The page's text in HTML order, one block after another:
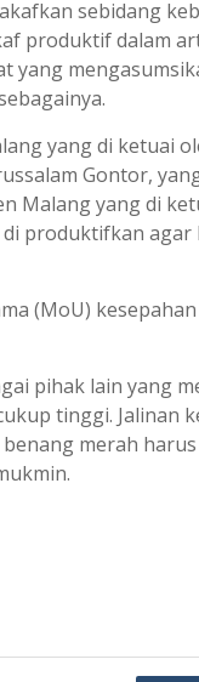
sebidang
produktif dalam
yang
yang di ketuai
Gontor,
Malang yang di
produktifkan
(MoU)
pihak lain yang
tinggi. Jalinan
merah